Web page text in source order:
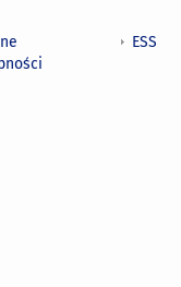
ESS